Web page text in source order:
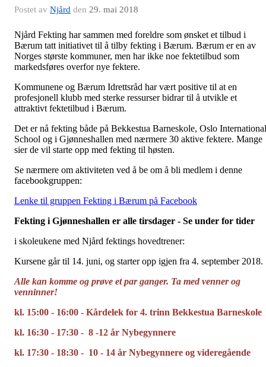
Postet av Njård den 29. mai 2018
Njård Fekting har sammen med foreldre som ønsket et tilbud i
Bærum tatt initiativet til å tilby fekting i Bærum. Bærum er en av
Norges største kommuner, men har ikke noe fektetilbud som
markedsføres overfor nye fektere.
Kommunene og Bærum Idrettsråd har vært positive til at en
profesjonell klubb med sterke ressurser bidrar til å utvikle et
attraktivt fektetilbud i Bærum.
Det er nå fekting både på Bekkestua Barneskole, Oslo International
School og i Gjønneshallen med nærmere 30 aktive fektere. Mange
sier de vil starte opp med fekting til høsten.
Se nærmere om aktiviteten ved å be om å bli medlem i denne
facebookgruppen:
Lenke til gruppen Fekting i Bærum på Facebook
Fekting i Gjønneshallen er alle tirsdager - Se under for tider
i skoleukene med Njård fektings hovedtrener:
Kursene går til 14. juni, og starter opp igjen fra 4. september 2018.
Alle kan komme og prøve et par ganger. Ta med venner og
venninner!
kl. 15:00 - 16:00 - Kårdelek for 4. trinn Bekkestua Barneskole
kl. 16:30 - 17:30 - 8 -12 år Nybegynnere
kl. 17:30 - 18:30 - 10 - 14 år Nybegynnere og videregående